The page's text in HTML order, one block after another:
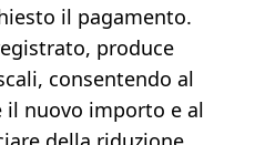
il pagamento.
produce
consentendo al
il nuovo importo e al